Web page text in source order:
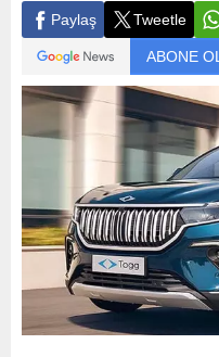
Paylaş Tweetle
ABONE OL